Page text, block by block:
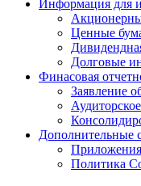
Информация для
Ценные
Долговые
Финасовая
Заявление
Дополнительные
Приложения
Политика